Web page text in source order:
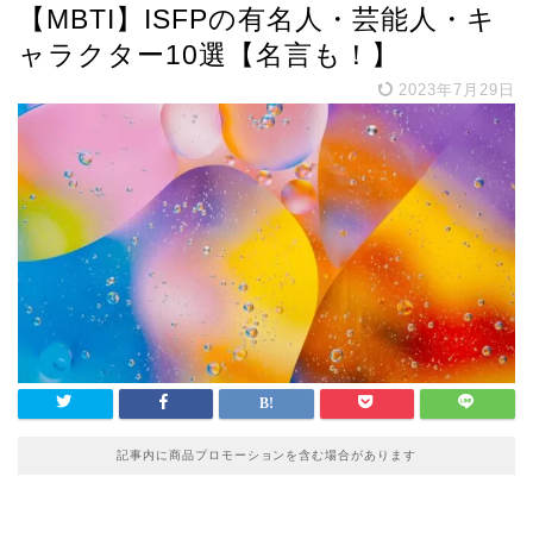
【MBTI】ISFPの有名人・芸能人・キ
ャラクター10選【名言も！】
2023年7月29日
記事内に商品プロモーションを含む場合があります